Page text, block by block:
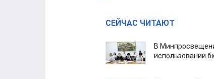
СЕЙЧАС ЧИТАЮТ
В
использовании